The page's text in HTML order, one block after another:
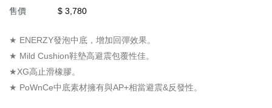
拍/球鞋/襪子各1)
限時優惠3件1000
☆☆☆☆☆ 暑假限定 1組只要4999 ☆☆☆☆☆ (球
售價 $ 3,780
★ ENERZY發泡中底，增加回彈效果。
★ Mild Cushion鞋墊高避震包覆性佳。
★XG高止滑橡膠。
★ PoWnCe中底素材擁有與AP+相當避震&反發性。